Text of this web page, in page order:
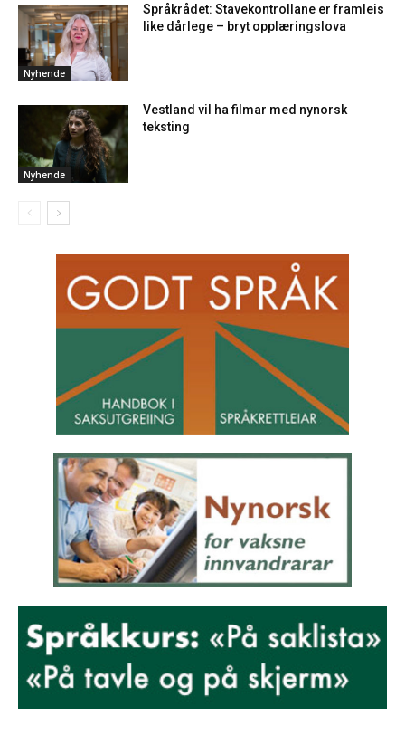
Nyhende
Språkrådet: Stavekontrollane er framleis
like dårlege – bryt opplæringslova
Nyhende
Vestland vil ha filmar med nynorsk
teksting